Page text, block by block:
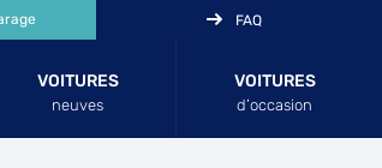
VOITURES
neuves
VOITURES
d’occasion
FAQ